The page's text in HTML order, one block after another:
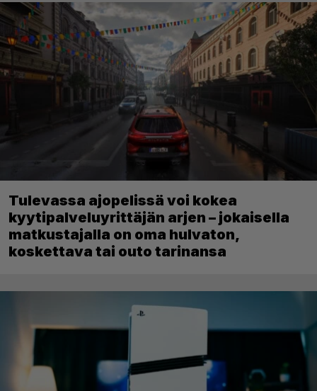
Tulevassa ajopelissä voi kokea
kyytipalveluyrittäjän arjen – jokaisella
matkustajalla on oma hulvaton,
koskettava tai outo tarinansa